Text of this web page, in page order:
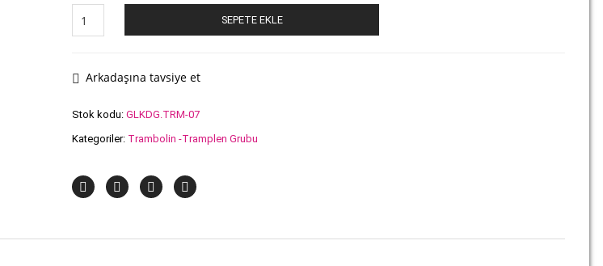
TRAMPLEN
SEPETE EKLE
Arkadaşına tavsiye et
Stok kodu: GLKDG.TRM-07
Kategoriler: Trambolin -Tramplen Grubu